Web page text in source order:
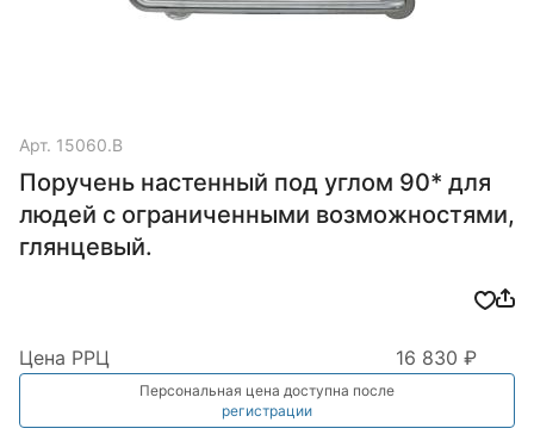
Арт. 15060.B
Поручень настенный под углом 90* для
людей с ограниченными возможностями,
глянцевый.
Цена РРЦ 16 830 ₽
Персональная цена доступна после
регистрации